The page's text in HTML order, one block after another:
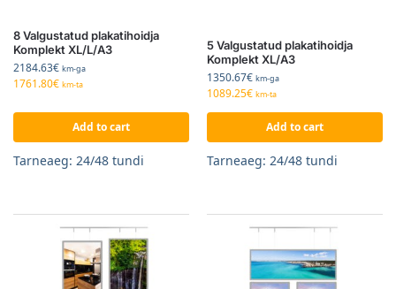
8 Valgustatud plakatihoidja
Komplekt XL/L/A3
2184.63€ km-ga
1761.80€ km-ta
Add to cart
Tarneaeg: 24/48 tundi
5 Valgustatud plakatihoidja
Komplekt XL/A3
1350.67€ km-ga
1089.25€ km-ta
Add to cart
Tarneaeg: 24/48 tundi